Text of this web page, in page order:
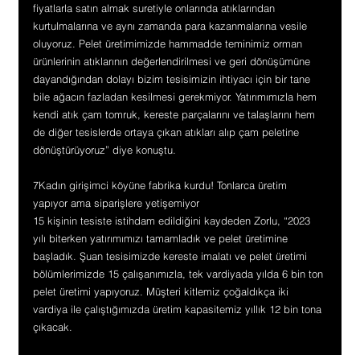
fiyatlarla satın almak suretiyle onlarında atıklarından
kurtulmalarına ve aynı zamanda para kazanmalarına vesile
oluyoruz. Pelet üretimimizde hammadde teminimiz orman
ürünlerinin atıklarının değerlendirilmesi ve geri dönüşümüne
dayandığından dolayı bizim tesisimizin ihtiyacı için bir tane
bile ağacın fazladan kesilmesi gerekmiyor. Yatırımımızla hem
kendi atık çam tomruk, kereste parçalarını ve talaşlarını hem
de diğer tesislerde ortaya çıkan atıkları alıp çam peletine
dönüştürüyoruz” diye konuştu.
7Kadın girişimci köyüne fabrika kurdu! Tonlarca üretim
yapıyor ama siparişlere yetişemiyor
15 kişinin tesiste istihdam edildiğini kaydeden Zorlu, “2023
yılı biterken yatırımımızı tamamladık ve pelet üretimine
başladık. Şuan tesisimizde kereste imalatı ve pelet üretimi
bölümlerimizde 15 çalışanımızla, tek vardiyada yılda 6 bin ton
pelet üretimi yapıyoruz. Müşteri kitlemiz çoğaldıkça iki
vardiya ile çalıştığımızda üretim kapasitemiz yıllık 12 bin tona
çıkacak.